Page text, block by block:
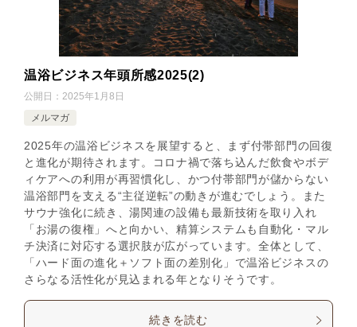
温浴ビジネス年頭所感2025(2)
公開日： 2025年1月8日
メルマガ
2025年の温浴ビジネスを展望すると、まず付帯部門の回復
と進化が期待されます。コロナ禍で落ち込んだ飲食やボデ
ィケアへの利用が再習慣化し、かつ付帯部門が儲からない
温浴部門を支える“主従逆転”の動きが進むでしょう。また
サウナ強化に続き、湯関連の設備も最新技術を取り入れ
「お湯の復権」へと向かい、精算システムも自動化・マル
チ決済に対応する選択肢が広がっています。全体として、
「ハード面の進化＋ソフト面の差別化」で温浴ビジネスの
さらなる活性化が見込まれる年となりそうです。
続きを読む